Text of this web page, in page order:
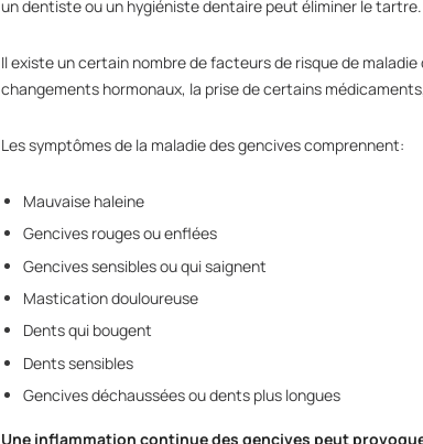
un dentiste ou un hygiéniste dentaire peut éliminer le tartre.
Il existe un certain nombre de facteurs de risque de
changements hormonaux, la prise de certains
Les symptômes de la maladie des gencives comprennent:
Mauvaise haleine
Gencives rouges ou enflées
Gencives sensibles ou qui saignent
Mastication douloureuse
Dents qui bougent
Dents sensibles
Gencives déchaussées ou dents plus longues
Une inflammation continue des gencives peut